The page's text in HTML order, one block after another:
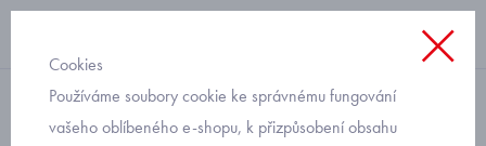
kraťasy
Cookies
Používáme soubory cookie ke správnému fungování
vašeho oblíbeného e-shopu, k přizpůsobení obsahu